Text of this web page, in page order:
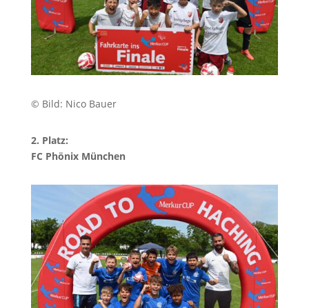
© Bild: Nico Bauer
2. Platz:
FC Phönix München